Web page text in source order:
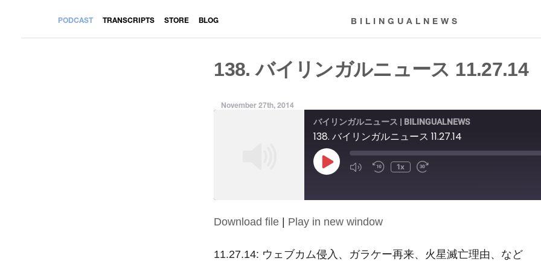
PODCAST TRANSCRIPTS STORE BLOG BILINGUALNEWS
138. バイリンガルニュース 11.27.14
November 27th, 2014
バイリンガルニュース | BILINGUALNEWS
138. バイリンガルニュース 11.27.14
Play
Episode
1x
SHARE
LINK
Download file | Play in new window
11.27.14: ウェブカム侵入、ガラケー再来、火星滅亡理由、など